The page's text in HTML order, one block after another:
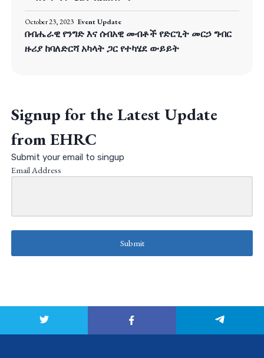
October 23, 2023 Event Update
በብሔራዊ የንግድ እና ሰብአዊ መብቶች የድርጊት መርኃ ግብር
ዙሪያ ከባለድርሻ አካላት ጋር የተካሄደ ውይይት
Signup for the Latest Update
from EHRC
Submit your email to singup
Email Address
Submit